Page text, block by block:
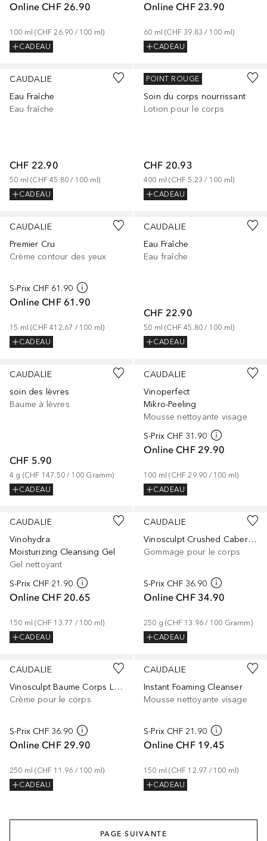
Online CHF 26.90
100 ml (CHF 26.90 / 100 ml)
CADEAU
Online CHF 23.90
60 ml (CHF 39.83 / 100 ml)
CADEAU
CAUDALIE
Eau Fraîche
Eau fraîche
CHF 22.90
50 ml (CHF 45.80 / 100 ml)
CADEAU
CAUDALIE
Soin du corps nourrissant
Lotion pour le corps
CHF 20.93
400 ml (CHF 5.23 / 100 ml)
CADEAU
POINT ROUGE
CAUDALIE
Premier Cru
Crème contour des yeux
S-Prix CHF 61.90
Online CHF 61.90
15 ml (CHF 412.67 / 100 ml)
CADEAU
CAUDALIE
Eau Fraîche
Eau fraîche
CHF 22.90
50 ml (CHF 45.80 / 100 ml)
CADEAU
CAUDALIE
soin des lèvres
Baume à lèvres
CHF 5.90
4 g (CHF 147.50 / 100 Gramm)
CADEAU
CAUDALIE
Vinoperfect
Mikro-Peeling
Mousse nettoyante visage
S-Prix CHF 31.90
Online CHF 29.90
100 ml (CHF 29.90 / 100 ml)
CADEAU
CAUDALIE
Vinohydra
Moisturizing Cleansing Gel
Gel nettoyant
S-Prix CHF 21.90
Online CHF 20.65
150 ml (CHF 13.77 / 100 ml)
CADEAU
CAUDALIE
Vinosculpt Crushed Cabernet Peeling
Gommage pour le corps
S-Prix CHF 36.90
Online CHF 34.90
250 g (CHF 13.96 / 100 Gramm)
CADEAU
CAUDALIE
Vinosculpt Baume Corps Liftant et Raffermissant
Crème pour le corps
S-Prix CHF 36.90
Online CHF 29.90
250 ml (CHF 11.96 / 100 ml)
CADEAU
CAUDALIE
Instant Foaming Cleanser
Mousse nettoyante visage
S-Prix CHF 21.90
Online CHF 19.45
150 ml (CHF 12.97 / 100 ml)
CADEAU
PAGE SUIVANTE